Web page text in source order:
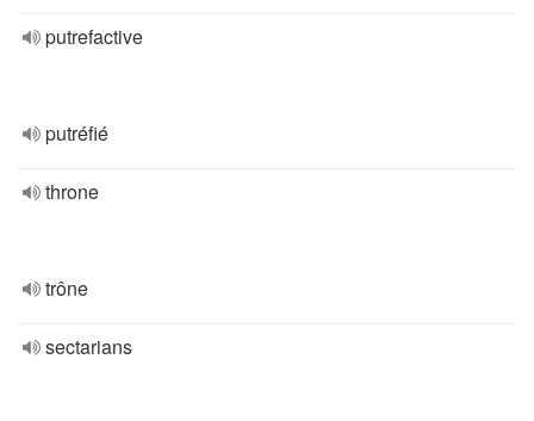
putrefactive
putréfié
throne
trône
sectarians